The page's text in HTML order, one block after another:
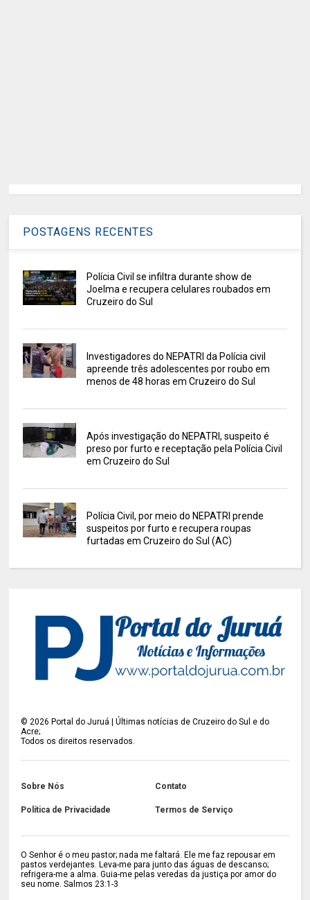
POSTAGENS RECENTES
Polícia Civil se infiltra durante show de
Joelma e recupera celulares roubados em
Cruzeiro do Sul
Investigadores do NEPATRI da Polícia civil
apreende três adolescentes por roubo em
menos de 48 horas em Cruzeiro do Sul
Após investigação do NEPATRI, suspeito é
preso por furto e receptação pela Polícia Civil
em Cruzeiro do Sul
Polícia Civil, por meio do NEPATRI prende
suspeitos por furto e recupera roupas
furtadas em Cruzeiro do Sul (AC)
©2026 Portal do Juruá | Últimas notícias de Cruzeiro do Sul e do
Acre;
Todos os direitos reservados.
Sobre Nós Contato
Política de Privacidade Termos de Serviço
O Senhor é o meu pastor; nada me faltará. Ele me faz repousar em
pastos verdejantes. Leva-me para junto das águas de descanso;
refrigera-me a alma. Guia-me pelas veredas da justiça por amor do
seu nome. Salmos 23:1-3